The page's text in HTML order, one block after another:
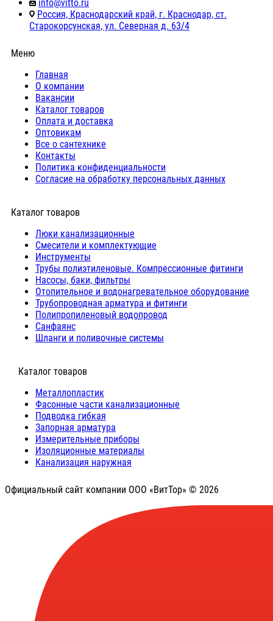
info@vitto.ru
Россия, Краснодарский край, г. Краснодар, ст.
Старокорсунская, ул. Северная д. 63/4
Меню
Главная
О компании
Вакансии
Каталог товаров
Оплата и доставка
Оптовикам
Все о сантехнике
Контакты
Политика конфиденциальности
Согласие на обработку персональных данных
Каталог товаров
Люки канализационные
Cмесители и комплектующие
Инструменты
Трубы полиэтиленовые. Компрессионные фитинги
Насосы, баки, фильтры
Отопительное и водонагревательное оборудование
Трубопроводная арматура и фитинги
Полипропиленовый водопровод
Санфаянс
Шланги и поливочные системы
⠀Каталог товаров
Металлопластик
Фасонные части канализационные
Подводка гибкая
Запорная арматура
Измерительные приборы
Изоляционные материалы
Канализация наружная
Официальный сайт компании ООО «ВитТор» © 2026